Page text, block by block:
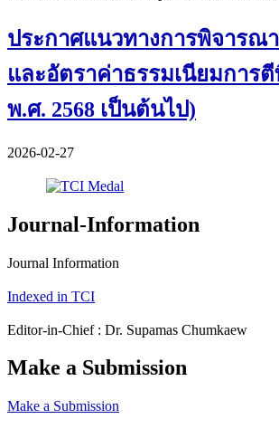
ประกาศแนวทางการพิจารณ
และอัตราค่าธรรมเนียมการ
พ.ศ. 2568 เป็นต้นไป)
2026-02-27
Journal-Information
Journal Information
Indexed in TCI
Editor-in-Chief : Dr. Supamas Chumkaew
Make a Submission
Make a Submission